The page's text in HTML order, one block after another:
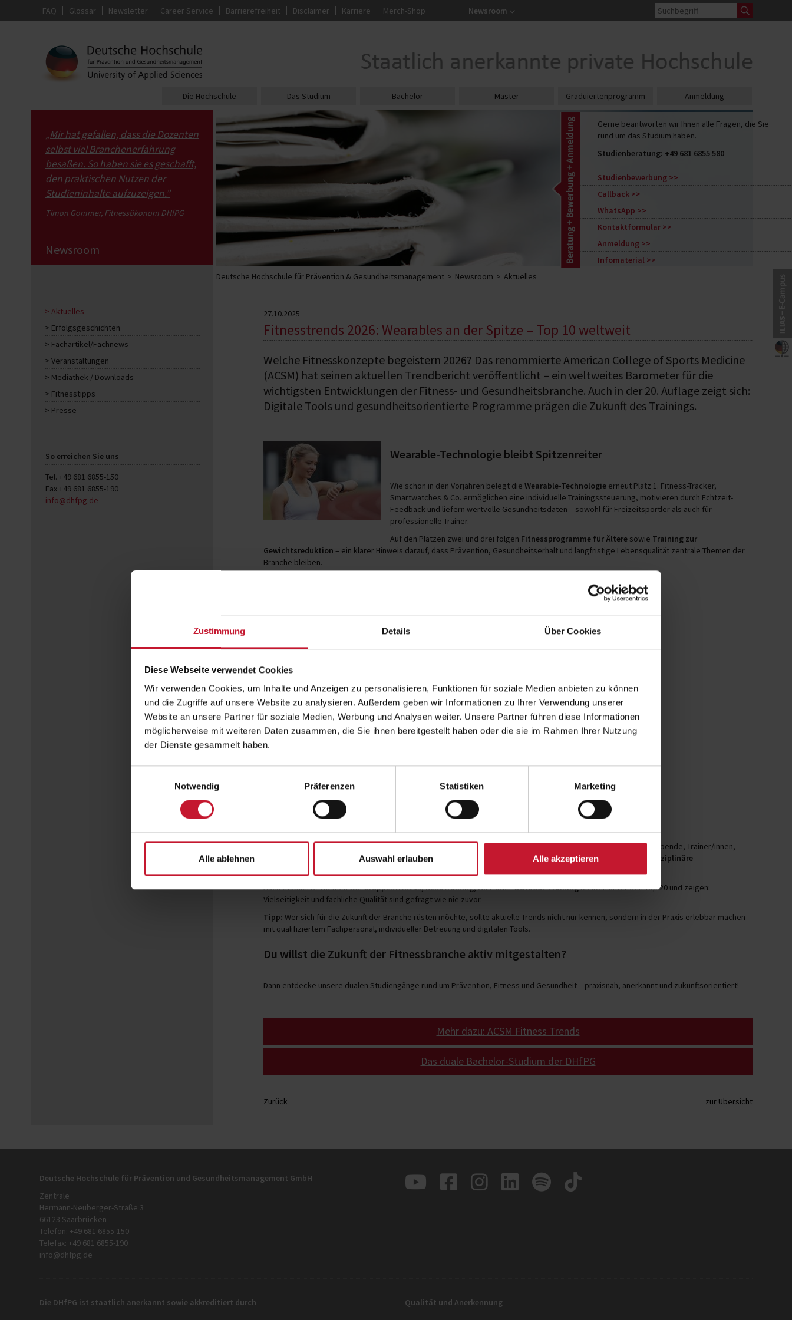
Zustimmung Details Über Cookies
Diese Webseite verwendet Cookies
Wir verwenden Cookies, um Inhalte und Anzeigen zu personalisieren, Funktionen für soziale Medien anbieten zu können
und die Zugriffe auf unsere Website zu analysieren. Außerdem geben wir Informationen zu Ihrer Verwendung unserer
Website an unsere Partner für soziale Medien, Werbung und Analysen weiter. Unsere Partner führen diese Informationen
möglicherweise mit weiteren Daten zusammen, die Sie ihnen bereitgestellt haben oder die sie im Rahmen Ihrer Nutzung
der Dienste gesammelt haben.
Notwendig
Präferenzen Statistiken Marketing
Alle ablehnen Auswahl erlauben Alle akzeptieren
Gerne beantworten wir Ihnen alle Fragen, die Sie
rund um das Studium haben.
Studienberatung: +49 681 6855 580
Studienbewerbung
Callback
WhatsApp
Kontaktformular
Anmeldung
Infomaterial
FAQ Glossar Newsletter Career Service Barrierefreiheit Disclaimer Karriere Merch-Shop Newsroom
Die Hochschule Das Studium Bachelor Master Graduiertenprogramm Anmeldung
„Mir hat gefallen, dass die Dozenten
selbst viel Branchenerfahrung
besaßen. So haben sie es geschafft,
den praktischen Nutzen der
Studieninhalte aufzuzeigen.”
Timon Gommer, Fitnessökonom DHfPG
Newsroom
Aktuelles
Erfolgsgeschichten
Fachartikel/Fachnews
Veranstaltungen
Mediathek / Downloads
Fitnesstipps
Presse
So erreichen Sie uns
Tel. +49 681 6855-150
Fax +49 681 6855-190
info@dhfpg.de
Deutsche Hochschule für Prävention & Gesundheitsmanagement Newsroom Aktuelles
27.10.2025
Fitnesstrends 2026: Wearables an der Spitze – Top 10 weltweit
Welche Fitnesskonzepte begeistern 2026? Das renommierte American College of Sports Medicine
(ACSM) hat seinen aktuellen Trendbericht veröffentlicht – ein weltweites Barometer für die
wichtigsten Entwicklungen der Fitness- und Gesundheitsbranche. Auch in der 20. Auflage zeigt sich:
Digitale Tools und gesundheitsorientierte Programme prägen die Zukunft des Trainings.
Wearable-Technologie bleibt Spitzenreiter
Wie schon in den Vorjahren belegt die Wearable-Technologie erneut Platz 1. Fitness-Tracker,
Smartwatches & Co. ermöglichen eine individuelle Trainingssteuerung, motivieren durch Echtzeit-
Feedback und liefern wertvolle Gesundheitsdaten – sowohl für Freizeitsportler als auch für
professionelle Trainer.
Auf den Plätzen zwei und drei folgen Fitnessprogramme für Ältere sowie Training zur
Gewichtsreduktion – ein klarer Hinweis darauf, dass Prävention, Gesundheitserhalt und langfristige Lebensqualität zentrale Themen der
Branche bleiben.
Training zur Gewichtsreduktion
Mobile Trainings-Apps
Balance-, Flow- & Core-Training
Training zur mentalen Gesundheit
Traditionelles Krafttraining
Freizeit- und Sportvereinsangebote für Erwachsene
Funktionelles Fitnesstraining
Digitalisierung, Individualisierung und ganzheitliche Betreuung im Fokus
Insgesamt wurden über 2.000 internationale Branchenexpertinnen und -experten befragt – darunter Studiobetreibende, Trainer/innen,
Physiotherapeut/innen und Wissenschaftler/innen. Das Ergebnis: Neben digitalen Innovationen gewinnen
interdisziplinäre
Auch etablierte Themen wieGruppenfitness,Rehatraining,HIIToderOutdoor-Trainingbleiben unter den Top 20 und zeigen:
Vielseitigkeit und fachliche Qualität sind gefragt wie nie zuvor.
Tipp: Wer sich für die Zukunft der Branche rüsten möchte, sollte aktuelle Trends nicht nur kennen, sondern in der Praxis erlebbar machen –
mit qualifiziertem Fachpersonal, individueller Betreuung und digitalen Tools.
Du willst die Zukunft der Fitnessbranche aktiv mitgestalten?
Dann entdecke unsere dualen Studiengänge rund um Prävention, Fitness und Gesundheit – praxisnah, anerkannt und zukunftsorientiert!
Mehr dazu: ACSM Fitness Trends
Das duale Bachelor-Studium der DHfPG
Zurück zur Übersicht
Deutsche Hochschule für Prävention und Gesundheitsmanagement GmbH
Zentrale
Hermann-Neuberger-Straße 3
66123 Saarbrücken
Telefon: +49 681 6855-150
Telefax: +49 681 6855-190
info@dhfpg.de
Die DHfPG ist staatlich anerkannt sowie akkreditiert durch Qualität und Anerkennung